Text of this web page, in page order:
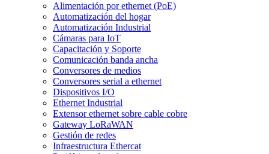
Alimentación por ethernet (PoE)
Automatización del hogar
Automatización Industrial
Cámaras para IoT
Capacitación y Soporte
Comunicación banda ancha
Conversores de medios
Conversores serial a ethernet
Dispositivos I/O
Ethernet Industrial
Extensor ethernet sobre cable cobre
Gateway LoRaWAN
Gestión de redes
Infraestructura Ethercat